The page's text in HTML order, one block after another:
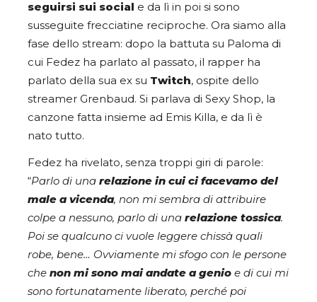
seguirsi sui social
e da lì in poi si sono
susseguite frecciatine reciproche. Ora siamo alla
fase dello stream: dopo la battuta su Paloma di
cui Fedez ha parlato al passato, il rapper ha
parlato della sua ex su Twitch, ospite dello
streamer Grenbaud. Si parlava di Sexy Shop, la
canzone fatta insieme ad Emis Killa, e da lì è
nato tutto.
Fedez ha rivelato, senza troppi giri di parole:
“Parlo di una relazione in cui ci facevamo del
male a vicenda, non mi sembra di attribuire
colpe a nessuno, parlo di una relazione tossica.
Poi se qualcuno ci vuole leggere chissà quali
robe, bene… Ovviamente mi sfogo con le persone
che non mi sono mai andate a genio e di cui mi
sono fortunatamente liberato, perché poi